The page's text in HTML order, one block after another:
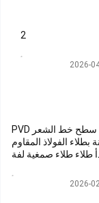
2
الفولاذ المقاوم للصدأ
2026-
سطح خط الشعر PVD
بطلاء الفولاذ المقاوم
طلاء طلاء صمغية لفة
الفولاذ المقاوم للصدأ
2026-